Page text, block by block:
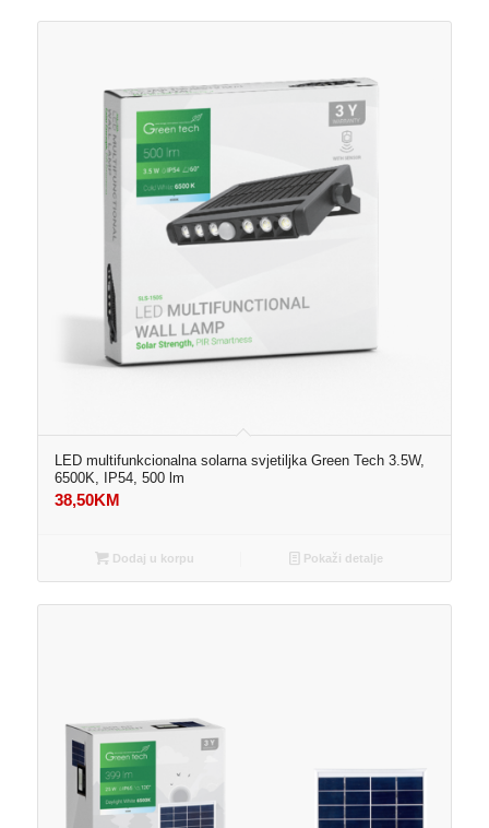
LED multifunkcionalna solarna svjetiljka Green Tech 3.5W,
6500K, IP54, 500 lm
38,50KM
Dodaj u korpu Pokaži detalje